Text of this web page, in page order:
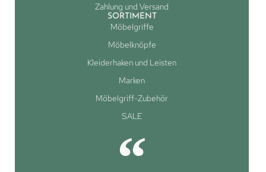
Zahlung und Versand
SORTIMENT
Möbelgriffe
Möbelknöpfe
Kleiderhaken und Leisten
Marken
Möbelgriff-Zubehör
SALE